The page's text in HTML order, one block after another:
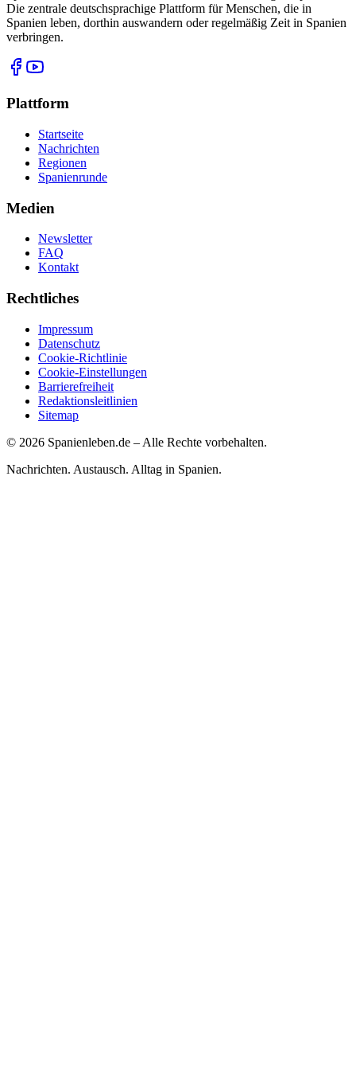
Die zentrale deutschsprachige Plattform für Menschen, die in
Spanien leben, dorthin auswandern oder regelmäßig Zeit in Spanien
verbringen.
Plattform
Startseite
Nachrichten
Regionen
Spanienrunde
Medien
Newsletter
FAQ
Kontakt
Rechtliches
Impressum
Datenschutz
Cookie-Richtlinie
Cookie-Einstellungen
Barrierefreiheit
Redaktionsleitlinien
Sitemap
© 2026 Spanienleben.de – Alle Rechte vorbehalten.
Nachrichten. Austausch. Alltag in Spanien.